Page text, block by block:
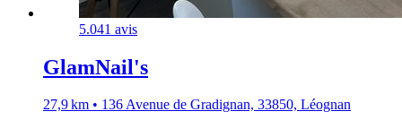
5.041 avis
GlamNail's
27,9 km • 136 Avenue de Gradignan, 33850, Léognan